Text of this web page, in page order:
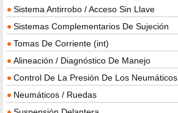
Sistema Antirrobo / Acceso Sin Llave
Sistemas Complementarios De Sujeción
Tomas De Corriente (int)
Alineación / Diagnóstico De Manejo
Control De La Presión De Los Neumáticos
Neumáticos / Ruedas